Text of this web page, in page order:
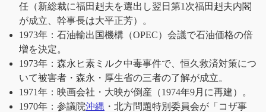
任（新総裁に福田赳夫を選出し翌日第1次福田赳夫内閣
が成立、幹事長は大平正芳）。
1973年：石油輸出国機構（OPEC）会議で石油価格の倍
増を決定。
1973年：森永ヒ素ミルク中毒事件で、恒久救済対策につ
いて被害者・森永・厚生省の三者の了解が成立。
1971年：映画会社・大映が倒産（1974年9月に再建）。
1970年：参議院沖縄 ・北方問題特別委員会が「コザ事